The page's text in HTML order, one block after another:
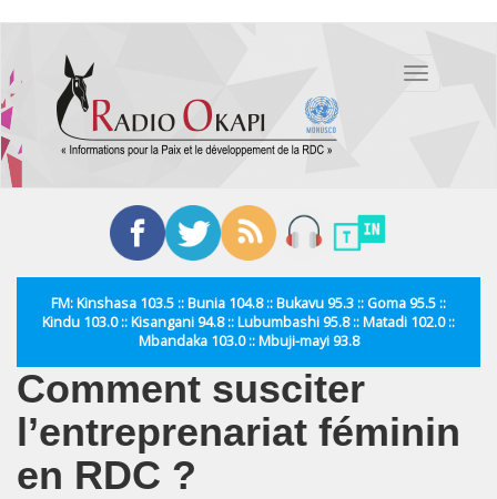
contenu
principal
Toggle
FM: Kinshasa 103.5 :: Bunia 104.8 :: Bukavu 95.3 :: Goma 95.5 ::
Kindu 103.0 :: Kisangani 94.8 :: Lubumbashi 95.8 :: Matadi 102.0 ::
Mbandaka 103.0 :: Mbuji-mayi 93.8
Comment susciter
l’entreprenariat féminin
en RDC ?